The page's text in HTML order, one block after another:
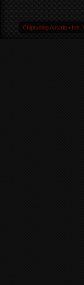
Chiptuning Austria ▪ Inh.